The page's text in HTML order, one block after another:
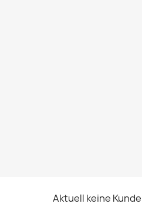
Aktuell keine